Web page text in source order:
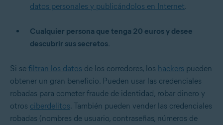
datos personales y publicándolos en Internet.
Cualquier persona que tenga 20 euros y desee
descubrir sus secretos.
Si se filtran los datos de los corredores, los hackers pueden
obtener un gran beneficio. Pueden usar las credenciales
robadas para cometer fraude de identidad, robar dinero y
otros ciberdelitos. También pueden vender las credenciales
robadas (nombres de usuario, contraseñas, números de